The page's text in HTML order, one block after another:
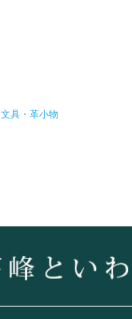
文具・革小物